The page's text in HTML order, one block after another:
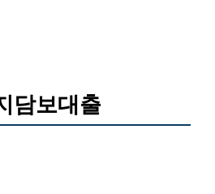
담보대출